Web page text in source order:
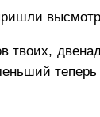
твоих,